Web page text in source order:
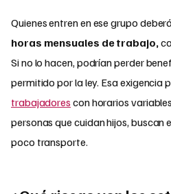
Quienes entren en ese grupo
horas mensuales de trabajo,
Si no lo hacen, podrían perder
permitido por la ley. Esa exigencia
trabajadores con horarios
personas que cuidan hijos, buscan
poco transporte.